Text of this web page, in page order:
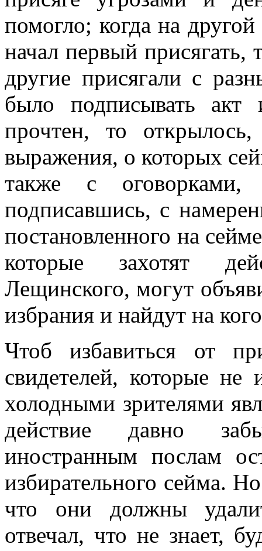
помогло; когда на
начал первый присягать,
другие присягали с
было подписывать
прочтен, то
выражения, о которых
также с
подписавшись, с
постановленного на
которые захотят
Лещинского, могут
избрания и найдут на
Чтоб избавиться от
свидетелей, которые не
холодными зрителями
действие давно
иностранным послам
избирательного сейма.
что они должны
отвечал, что не знает,